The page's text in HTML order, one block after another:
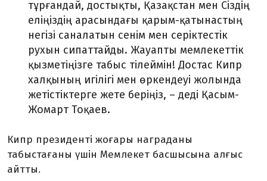
тұрғандай, достықты, Қазақстан мен Сіздің
еліңіздің арасындағы қарым-қатынастың
негізі саналатын сенім мен серіктестік
рухын сипаттайды. Жауапты мемлекеттік
қызметіңізге табыс тілеймін! Достас Кипр
халқының игілігі мен өркендеуі жолында
жетістіктерге жете беріңіз, – деді Қасым-
Жомарт Тоқаев.
Кипр президенті жоғары награданы
табыстағаны үшін Мемлекет басшысына алғыс
айтты.